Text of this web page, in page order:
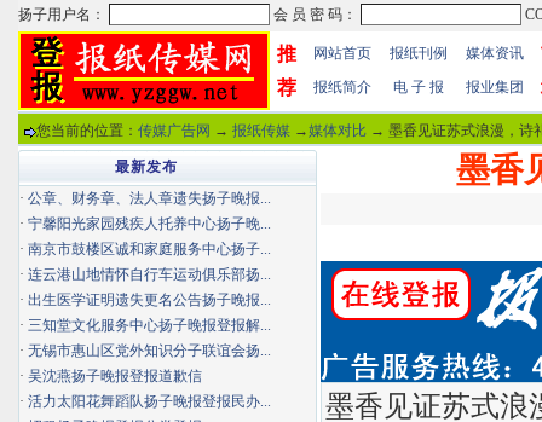
推
荐
网站首页 报纸刊例 媒体资讯
报纸简介 电 子 报 报业集团
您当前的位置： 传媒广告网 → 报纸传媒 →媒体对比 → 墨香见证苏式浪漫，诗
墨香
墨香见证苏式浪
最新发布
· 公章、财务章、法人章遗失扬子晚报...
· 宁馨阳光家园残疾人托养中心扬子晚...
· 南京市鼓楼区诚和家庭服务中心扬子...
· 连云港山地情怀自行车运动俱乐部扬...
· 出生医学证明遗失更名公告扬子晚报...
· 三知堂文化服务中心扬子晚报登报解...
· 无锡市惠山区党外知识分子联谊会扬...
· 吴沈燕扬子晚报登报道歉信
· 活力太阳花舞蹈队扬子晚报登报民办...